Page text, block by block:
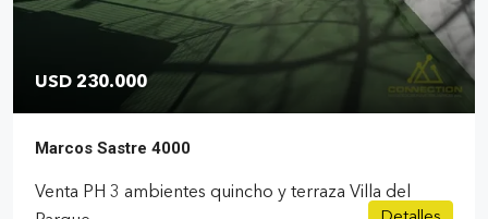
USD 230.000
Marcos Sastre 4000
Venta PH 3 ambientes quincho y terraza Villa del